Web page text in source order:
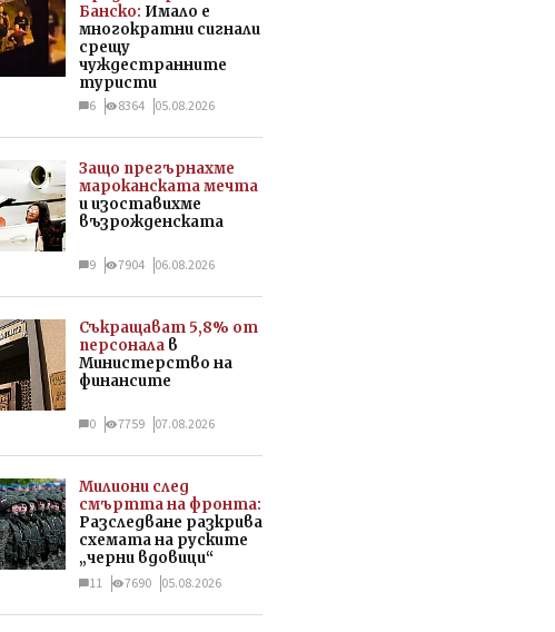
Банско: Имало е
многократни сигнали
срещу
чуждестранните
туристи
6
8364 05.08.2026
Защо прегърнахме
мароканската мечта
и изоставихме
възрожденската
9 7904 06.08.2026
Съкращават 5,8% от
персонала в
Министерство на
финансите
0 7759 07.08.2026
Милиони след
смъртта на фронта:
Разследване разкрива
схемата на руските
„черни вдовици“
11
7690 05.08.2026